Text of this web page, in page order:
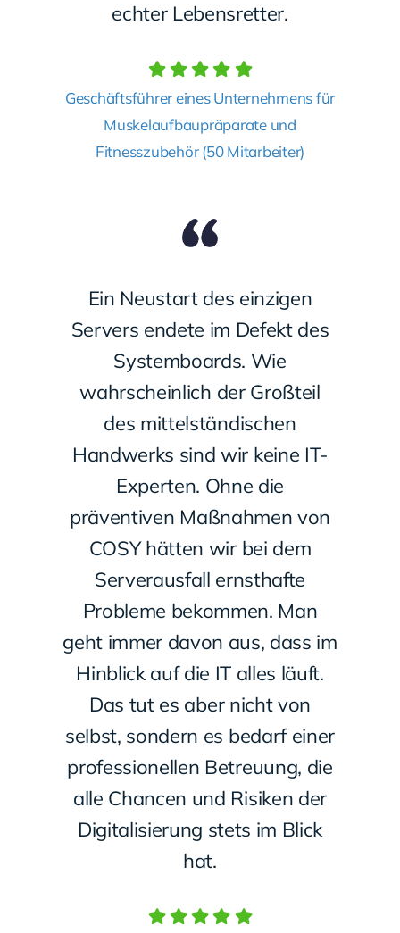
echter Lebensretter.
Geschäftsführer eines Unternehmens für
Muskelaufbaupräparate und
Fitnesszubehör (50 Mitarbeiter)
Ein Neustart des einzigen
Servers endete im Defekt des
Systemboards. Wie
wahrscheinlich der Großteil
des mittelständischen
Handwerks sind wir keine IT-
Experten. Ohne die
präventiven Maßnahmen von
COSY hätten wir bei dem
Serverausfall ernsthafte
Probleme bekommen. Man
geht immer davon aus, dass im
Hinblick auf die IT alles läuft.
Das tut es aber nicht von
selbst, sondern es bedarf einer
professionellen Betreuung, die
alle Chancen und Risiken der
Digitalisierung stets im Blick
hat.